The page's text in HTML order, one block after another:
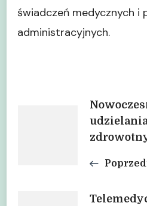
świadczeń medycznych i
administracyjnych.
wpisu